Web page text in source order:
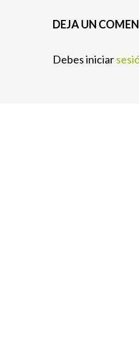
DEJA UN
Debes iniciar